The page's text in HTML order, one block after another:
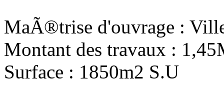
MaÃ®trise d'ouvrage :
Montant des travaux :
Surface : 1850m2 S.U